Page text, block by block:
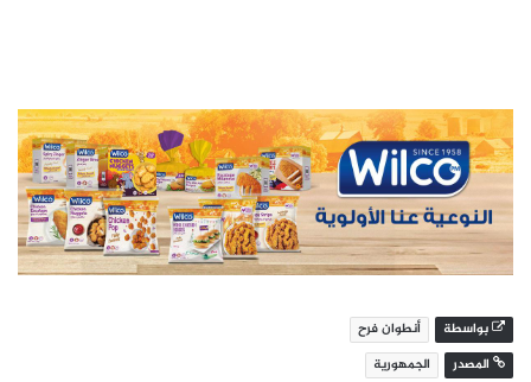
بواسطة
أنطوان فرح
المصدر
الجمهورية